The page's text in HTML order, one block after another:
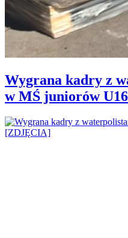
Wygrana kadry z
w MŚ juniorów